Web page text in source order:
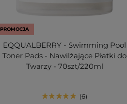
PROMOCJA
EQQUALBERRY - Swimming Pool
Toner Pads - Nawilżające Płatki do
Twarzy - 70szt/220ml
6